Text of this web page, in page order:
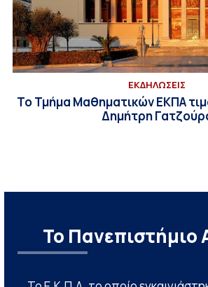
ΕΚΔΗΛΩΣΕΙΣ
Το Τμήμα Μαθηματικών ΕΚΠΑ
Δημήτρη
Το Πανεπιστήμιο